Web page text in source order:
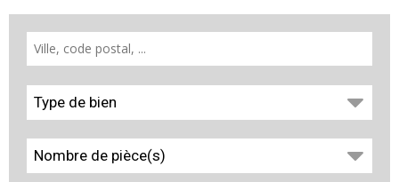
Type de bien
Nombre de pièce(s)